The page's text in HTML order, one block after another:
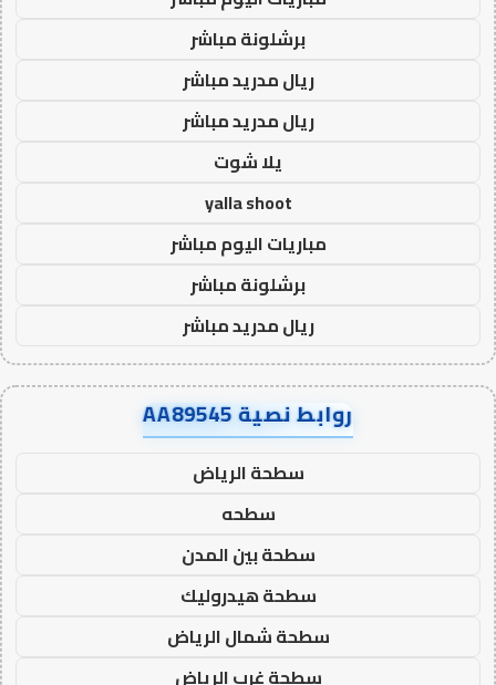
برشلونة مباشر
ريال مدريد مباشر
ريال مدريد مباشر
يلا شوت
yalla shoot
مباريات اليوم مباشر
برشلونة مباشر
ريال مدريد مباشر
روابط نصية AA89545
سطحة الرياض
سطحه
سطحة بين المدن
سطحة هيدروليك
سطحة شمال الرياض
سطحة غرب الرياض